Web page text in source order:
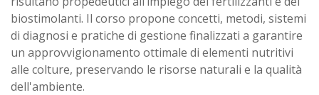
biostimolanti. Il corso propone concetti, metodi, sistemi
di diagnosi e pratiche di gestione finalizzati a garantire
un approvvigionamento ottimale di elementi nutritivi
alle colture, preservando le risorse naturali e la qualità
dell'ambiente.